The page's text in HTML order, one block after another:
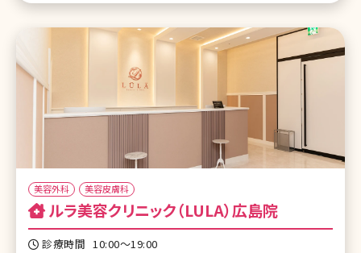
美容外科 美容皮膚科
ルラ美容クリニック（LULA）広島院
診療時間 10:00〜19:00